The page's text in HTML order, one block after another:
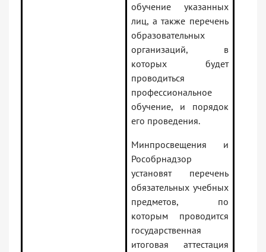
обучение указанных
лиц, а также перечень
образовательных
организаций, в
которых будет
проводиться
профессиональное
обучение, и порядок
его проведения.
Минпросвещения и
Рособрнадзор
установят перечень
обязательных учебных
предметов, по
которым проводится
государственная
итоговая аттестация